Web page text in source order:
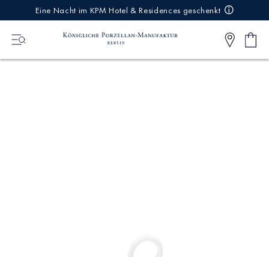
Eine Nacht im KPM Hotel & Residences geschenkt
0
Artikel